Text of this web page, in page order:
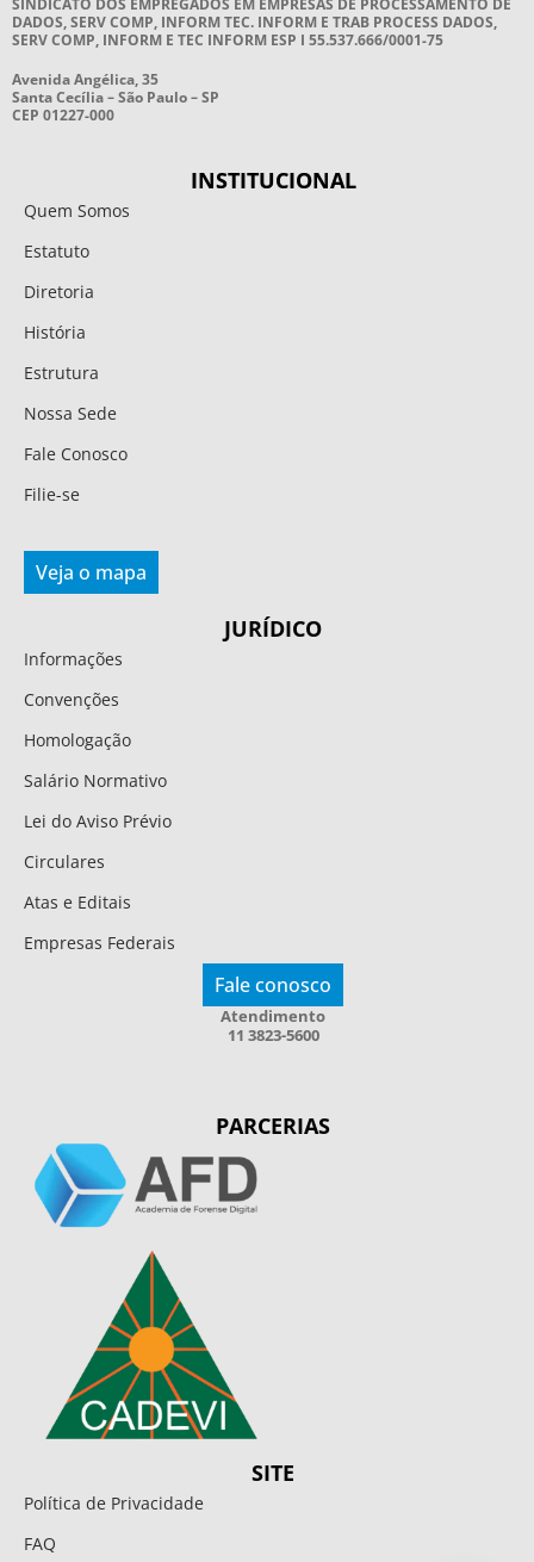
DADOS, SERV COMP, INFORM TEC. INFORM E TRAB PROCESS DADOS,
SERV COMP, INFORM E TEC INFORM ESP I 55.537.666/0001-75
Avenida Angélica, 35
Santa Cecília – São Paulo – SP
CEP 01227-000
INSTITUCIONAL
Quem Somos
Estatuto
Diretoria
História
Estrutura
Nossa Sede
Fale Conosco
Filie-se
Veja o mapa
JURÍDICO
Informações
Convenções
Homologação
Salário Normativo
Lei do Aviso Prévio
Circulares
Atas e Editais
Empresas Federais
Fale conosco
Atendimento
11 3823-5600
PARCERIAS
SITE
Política de Privacidade
FAQ